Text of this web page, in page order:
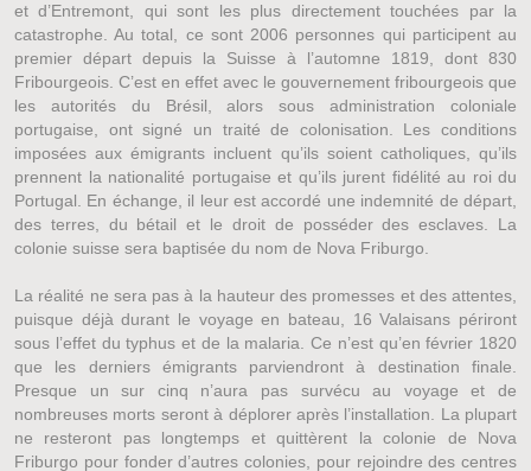
et d’Entremont, qui sont les plus directement touchées par la
catastrophe. Au total, ce sont 2006 personnes qui participent au
premier départ depuis la Suisse à l’automne 1819, dont 830
Fribourgeois. C’est en effet avec le gouvernement fribourgeois que
les autorités du Brésil, alors sous administration coloniale
portugaise, ont signé un traité de colonisation. Les conditions
imposées aux émigrants incluent qu’ils soient catholiques, qu’ils
prennent la nationalité portugaise et qu’ils jurent fidélité au roi du
Portugal. En échange, il leur est accordé une indemnité de départ,
des terres, du bétail et le droit de posséder des esclaves. La
colonie suisse sera baptisée du nom de Nova Friburgo.
La réalité ne sera pas à la hauteur des promesses et des attentes,
puisque déjà durant le voyage en bateau, 16 Valaisans périront
sous l’effet du typhus et de la malaria. Ce n’est qu’en février 1820
que les derniers émigrants parviendront à destination finale.
Presque un sur cinq n’aura pas survécu au voyage et de
nombreuses morts seront à déplorer après l’installation. La plupart
ne resteront pas longtemps et quittèrent la colonie de Nova
Friburgo pour fonder d’autres colonies, pour rejoindre des centres